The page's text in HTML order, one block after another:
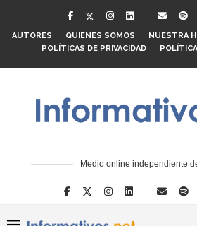
AUTORES QUIENES SOMOS NUESTRA
POLÍTICAS DE PRIVACIDAD
Medio online independiente